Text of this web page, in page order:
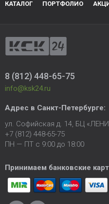
КАТАЛОГ ПОРТФОЛИО
8 (812) 448-65-75
info@ksk24.ru
Адрес в Санкт-Петербурге:
ул. Софийская д. 14, БЦ
+7 (812) 448-65-75
ПН — ПТ с 9:00 до 18:00
Принимаем банковские